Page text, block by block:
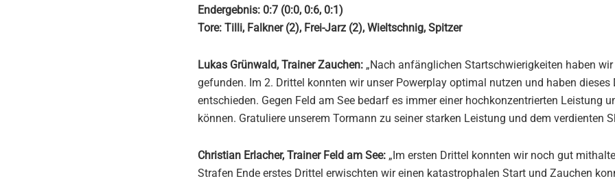
Endergebnis: 0:7 (0:0, 0:6, 0:1)
Tore: Tilli, Falkner (2), Frei-Jarz (2), Wieltschnig, Spitzer
Lukas Grünwald, Trainer Zauchen: „Nach anfänglichen Startschwierigkeiten haben
gefunden. Im 2. Drittel konnten wir unser Powerplay optimal nutzen und haben
entschieden. Gegen Feld am See bedarf es immer einer hochkonzentrierten Leistung
können. Gratuliere unserem Tormann zu seiner starken Leistung und dem verdienten
Christian Erlacher, Trainer Feld am See: „Im ersten Drittel konnten wir noch gut
Strafen Ende erstes Drittel erwischten wir einen katastrophalen Start und Zauchen